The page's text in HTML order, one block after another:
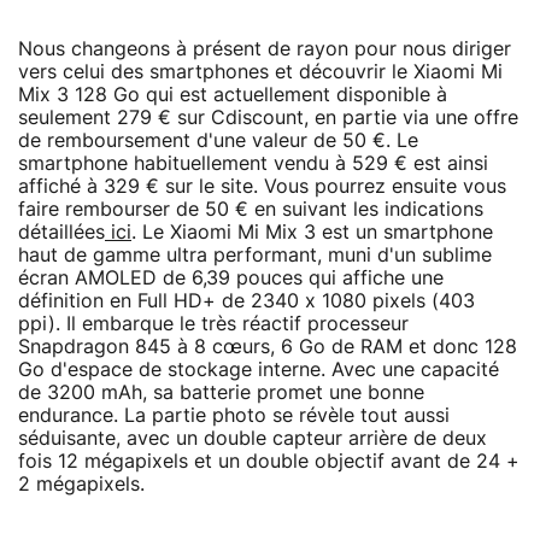
Nous changeons à présent de rayon pour nous diriger
vers celui des smartphones et découvrir le Xiaomi Mi
Mix 3 128 Go qui est actuellement disponible à
seulement 279 € sur Cdiscount, en partie via une offre
de remboursement d'une valeur de 50 €. Le
smartphone habituellement vendu à 529 € est ainsi
affiché à 329 € sur le site. Vous pourrez ensuite vous
faire rembourser de 50 € en suivant les indications
détaillées ici. Le Xiaomi Mi Mix 3 est un smartphone
haut de gamme ultra performant, muni d'un sublime
écran AMOLED de 6,39 pouces qui affiche une
définition en Full HD+ de 2340 x 1080 pixels (403
ppi). Il embarque le très réactif processeur
Snapdragon 845 à 8 cœurs, 6 Go de RAM et donc 128
Go d'espace de stockage interne. Avec une capacité
de 3200 mAh, sa batterie promet une bonne
endurance. La partie photo se révèle tout aussi
séduisante, avec un double capteur arrière de deux
fois 12 mégapixels et un double objectif avant de 24 +
2 mégapixels.